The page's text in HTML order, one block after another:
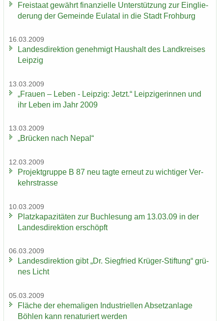
Frei­staat ge­währt fi­nan­zi­el­le Un­ter­stüt­zung zur Ein­glie­
de­rung der Ge­mein­de Eu­la­tal in die Stadt Froh­burg
16.03.2009
Lan­des­di­rek­ti­on ge­neh­migt Haus­halt des Land­krei­ses
Leip­zig
13.03.2009
„Frau­en – Leben - Leip­zig: Jetzt.“ Leip­zi­ge­rin­nen und
ihr Leben im Jahr 2009
13.03.2009
„Brü­cken nach Nepal“
12.03.2009
Pro­jekt­grup­pe B 87 neu tagte er­neut zu wich­ti­ger Ver­
kehrs­tras­se
10.03.2009
Platz­ka­pa­zi­tä­ten zur Buch­le­sung am 13.03.09 in der
Lan­des­di­rek­ti­on er­schöpft
06.03.2009
Lan­des­di­rek­ti­on gibt „Dr. Sieg­fried Krüger-​Stiftung“ grü­
nes Licht
05.03.2009
Flä­che der ehe­ma­li­gen In­dus­tri­el­len Ab­setz­an­la­ge
Böh­len kann re­na­tu­riert wer­den